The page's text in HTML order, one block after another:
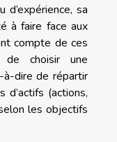
d’expérience, sa
à faire face aux
compte de ces
choisir une
à-dire de répartir
(actions,
les objectifs